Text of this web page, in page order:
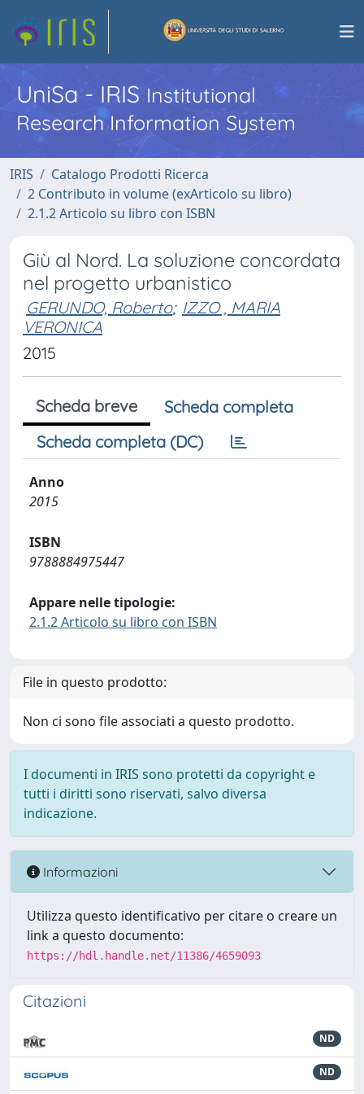
UniSa - IRISInstitutional
Research Information System
IRIS
Catalogo Prodotti Ricerca
2 Contributo in volume (exArticolo su libro)
2.1.2 Articolo su libro con ISBN
Giù al Nord. La soluzione concordata
nel progetto urbanistico
GERUNDO, Roberto; IZZO , MARIA
VERONICA
2015
Scheda breve
Scheda completa
Scheda completa (DC)
Anno
2015
ISBN
9788884975447
Appare nelle tipologie:
2.1.2 Articolo su libro con ISBN
File in questo prodotto:
Non ci sono file associati a questo prodotto.
I documenti in IRIS sono protetti da copyright e
tutti i diritti sono riservati, salvo diversa
indicazione.
Informazioni
Utilizza questo identificativo per citare o creare un
link a questo documento:
https://hdl.handle.net/11386/4659093
Citazioni
ND
ND